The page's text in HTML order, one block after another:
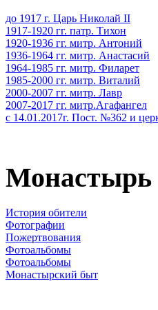
до 1917 г. Царь Николай II
1917-1920 гг. патр. Тихон
1920-1936 гг. митр. Антоний
1936-1964 гг. митр. Анастасий
1964-1985 гг. митр. Филарет
1985-2000 гг. митр. Виталий
2000-2007 гг. митр. Лавр
2007-2017 гг. митр.Агафангел
с 14.01.2017г. Пост. №362 и
Монастырь
История обители
Фотографии
Пожертвования
Фотоальбомы
Фотоальбомы
Монастырский быт